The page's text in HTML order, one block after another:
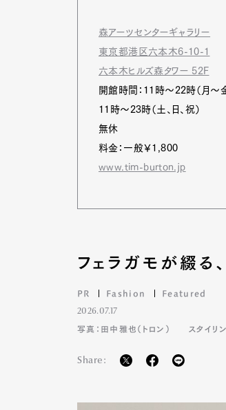
森アーツセンターギャラリー
東京都港区六本木6-10-1
六本木ヒルズ森タワー 52F
開館時間：11時～22時（月～
11時～23時（土、日、祝）
無休
料金：一般￥1,800
www.tim-burton.jp
フェラガモが綴る
PR Fashion Featured
2026.07.17
写真：田中雅也（トロン） スタイリ
Share: